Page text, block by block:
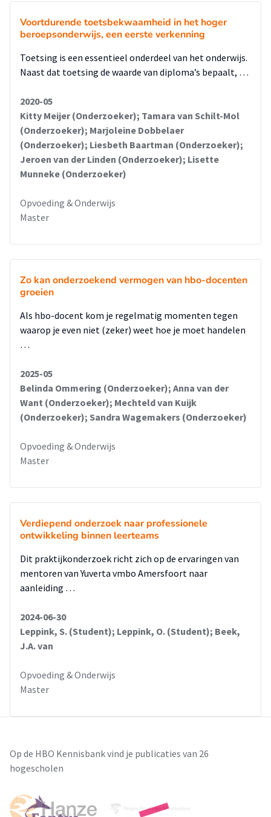
Voortdurende toetsbekwaamheid in het hoger
beroepsonderwijs, een eerste verkenning
Toetsing is een essentieel onderdeel van het onderwijs.
Naast dat toetsing de waarde van diploma’s bepaalt, …
2020-05
Kitty Meijer (Onderzoeker); Tamara van Schilt-Mol
(Onderzoeker); Marjoleine Dobbelaer
(Onderzoeker); Liesbeth Baartman (Onderzoeker);
Jeroen van der Linden (Onderzoeker); Lisette
Munneke (Onderzoeker)
Opvoeding & Onderwijs
Master
Zo kan onderzoekend vermogen van hbo-docenten
groeien
Als hbo-docent kom je regelmatig momenten tegen
waarop je even niet (zeker) weet hoe je moet handelen
…
2025-05
Belinda Ommering (Onderzoeker); Anna van der
Want (Onderzoeker); Mechteld van Kuijk
(Onderzoeker); Sandra Wagemakers (Onderzoeker)
Opvoeding & Onderwijs
Master
Verdiepend onderzoek naar professionele
ontwikkeling binnen leerteams
Dit praktijkonderzoek richt zich op de ervaringen van
mentoren van Yuverta vmbo Amersfoort naar
aanleiding …
2024-06-30
Leppink, S. (Student); Leppink, O. (Student); Beek,
J.A. van
Opvoeding & Onderwijs
Master
Op de HBO Kennisbank vind je publicaties van 26
hogescholen